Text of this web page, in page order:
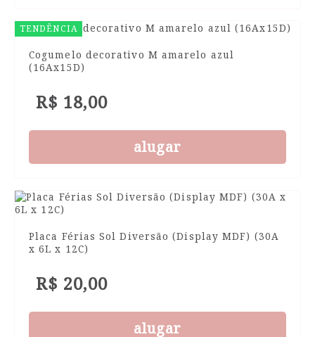
TENDÊNCIA
Cogumelo decorativo M amarelo azul
(16Ax15D)
R$ 18,00
alugar
Placa Férias Sol Diversão (Display MDF) (30A
x 6L x 12C)
R$ 20,00
alugar